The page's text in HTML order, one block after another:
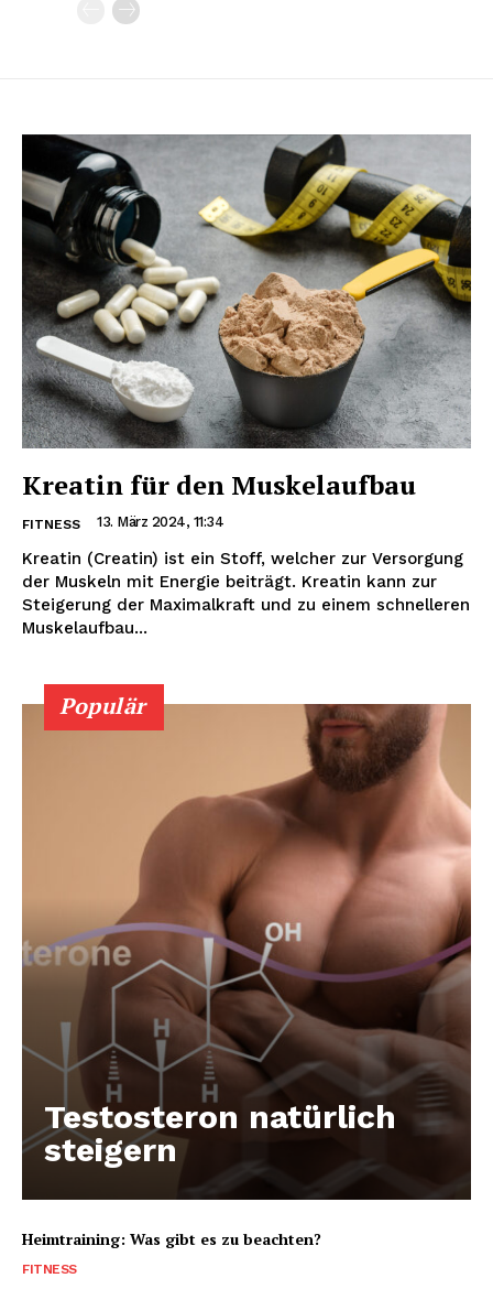
Kreatin für den Muskelaufbau
FITNESS 13. März 2024, 11:34
Kreatin (Creatin) ist ein Stoff, welcher zur Versorgung
der Muskeln mit Energie beiträgt. Kreatin kann zur
Steigerung der Maximalkraft und zu einem schnelleren
Muskelaufbau...
Populär
Testosteron natürlich
steigern
Heimtraining: Was gibt es zu beachten?
FITNESS